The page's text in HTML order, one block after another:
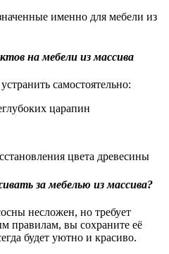
именно для мебели из
на мебели из массива
самостоятельно:
царапин
цвета древесины
за мебелью из массива?
несложен, но требует
правилам, вы сохраните её
будет уютно и красиво.